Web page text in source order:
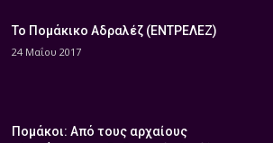
Το Πομάκικο Αδραλέζ (ΕΝΤΡΕΛΕΖ)
24 Μαΐου 2017
Πομάκοι: Από τους αρχαίους